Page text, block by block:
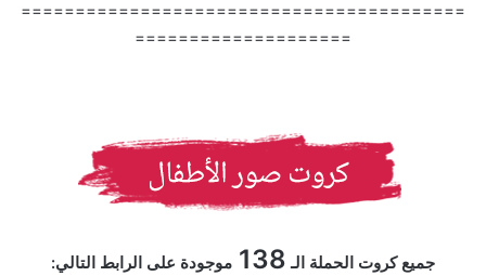
=========================================
====================
جميع كروت الحملة الـ 138 موجودة على الرابط التالي: